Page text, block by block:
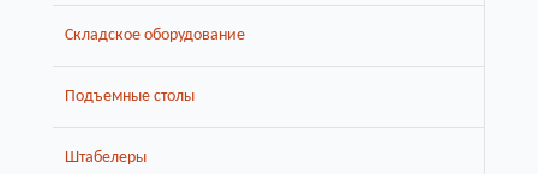
Складское оборудование
Подъемные столы
Штабелеры